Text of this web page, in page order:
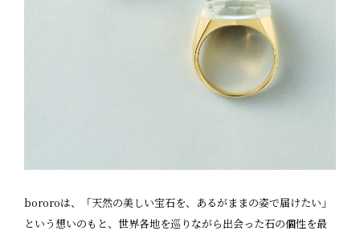
bororoは、「天然の美しい宝石を、あるがままの姿で届けたい」
という想いのもと、世界各地を巡りながら出会った石の個性を最